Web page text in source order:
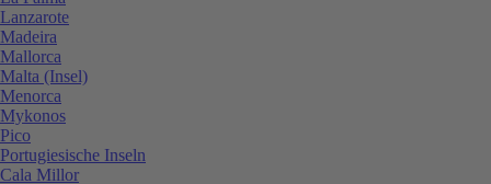
Lanzarote
Madeira
Mallorca
Malta (Insel)
Menorca
Mykonos
Pico
Portugiesische Inseln
Cala Millor